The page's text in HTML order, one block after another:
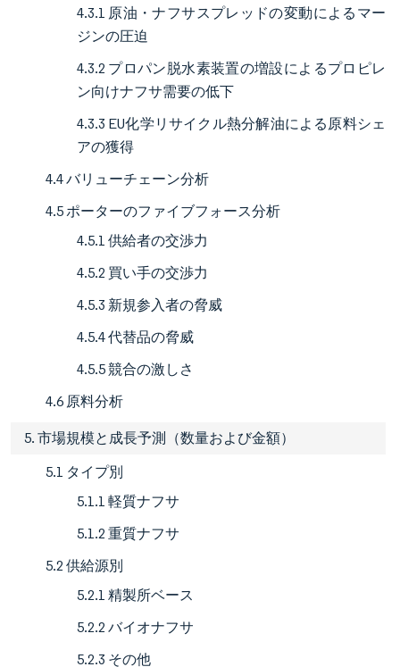
4.3.1 原油・ナフサスプレッドの変動によるマー
ジンの圧迫
4.3.2 プロパン脱水素装置の増設によるプロピレ
ン向けナフサ需要の低下
4.3.3 EU化学リサイクル熱分解油による原料シェ
アの獲得
4.4 バリューチェーン分析
4.5 ポーターのファイブフォース分析
4.5.1 供給者の交渉力
4.5.2 買い手の交渉力
4.5.3 新規参入者の脅威
4.5.4 代替品の脅威
4.5.5 競合の激しさ
4.6 原料分析
5. 市場規模と成長予測（数量および金額）
5.1 タイプ別
5.1.1 軽質ナフサ
5.1.2 重質ナフサ
5.2 供給源別
5.2.1 精製所ベース
5.2.2 バイオナフサ
5.2.3 その他